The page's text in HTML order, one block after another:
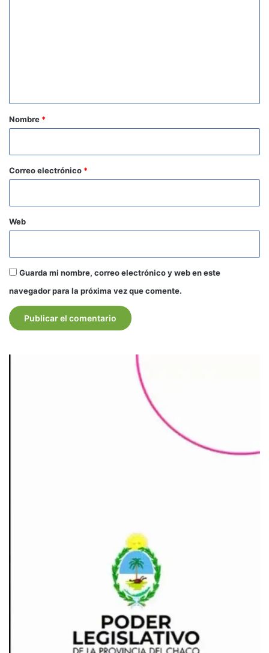
r
*
Nombre *
Correo electrónico *
Web
Guarda mi nombre, correo electrónico y web en este
navegador para la próxima vez que comente.